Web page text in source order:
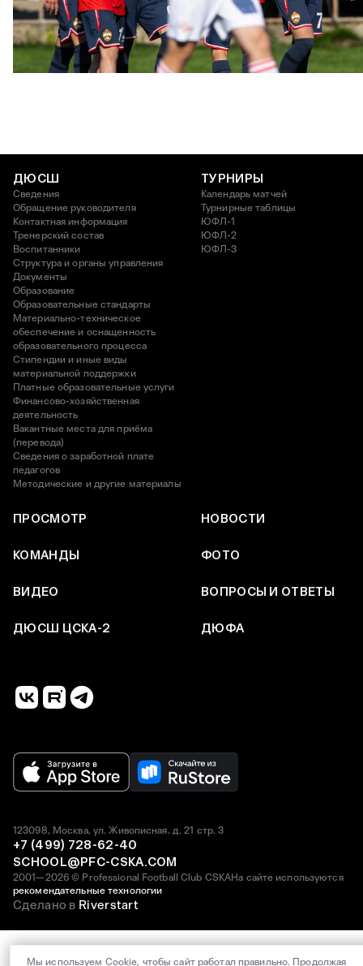
ЮФЛ: Московское дерби на «Октябре»
3 АВГУСТА 2026 14:15
ДЮСШ
Сведения
Обращение руководителя
Контактная информация
Тренерский состав
Воспитанники
Структура и органы управления
Документы
Образование
Образовательные стандарты
Материально-техническое
обеспечение и оснащенность
образовательного процесса
Стипендии и иные виды
материальной поддержки
Платные образовательные услуги
Финансово-хозяйственная
деятельность
Вакантные места для приёма
(перевода)
Сведения о заработной плате
педагогов
Методические и другие материалы
ТУРНИРЫ
Календарь матчей
Турнирные таблицы
ЮФЛ-1
ЮФЛ-2
ЮФЛ-3
ПРОСМОТР НОВОСТИ
КОМАНДЫ ФОТО
ВИДЕО ВОПРОСЫ И ОТВЕТЫ
ДЮСШ ЦСКА-2 ДЮФА
2001—2026 © Professional Football Club CSKAНа сайте используются
рекомендательные технологии
123098, Москва, ул. Живописная, д. 21 стр. 3
+7 (499) 728-62-40
SCHOOL@PFC-CSKA.COM
Сделано в Riverstart
Мы используем Cookie, чтобы сайт работал правильно. Продолжая